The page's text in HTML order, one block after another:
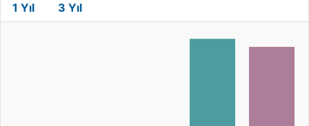
1 Yıl 3 Yıl